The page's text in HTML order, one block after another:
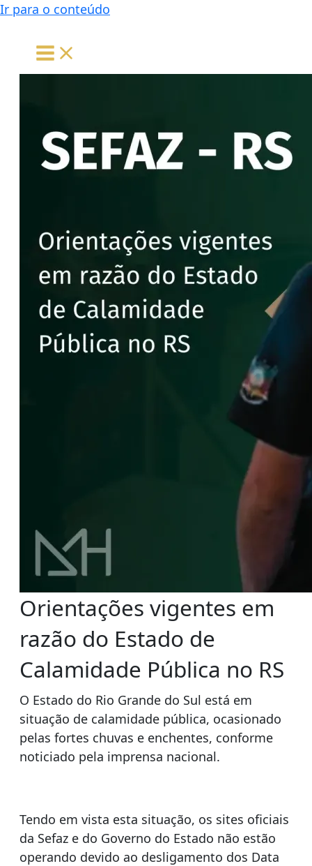
Ir para o conteúdo
Orientações vigentes em
razão do Estado de
Calamidade Pública no RS
O Estado do Rio Grande do Sul está em
situação de calamidade pública, ocasionado
pelas fortes chuvas e enchentes, conforme
noticiado pela imprensa nacional.
Tendo em vista esta situação, os sites oficiais
da Sefaz e do Governo do Estado não estão
operando devido ao desligamento dos Data